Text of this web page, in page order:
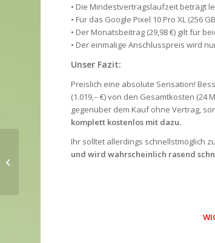
• Die Mindestvertragslaufzeit beträgt
• Für das Google Pixel 10 Pro XL (256
• Der Monatsbeitrag (29,98 €) gilt für
• Der einmalige Anschlusspreis wird
Unser Fazit:
Preislich eine absolute Sensation!
(1.019,– €) von den Gesamtkosten (24
gegenüber dem Kauf ohne Vertrag,
komplett kostenlos mit dazu.
Ihr solltet allerdings schnellstmöglich
und wird wahrscheinlich rasend
ABGELAUFEN!Galaxy S25 Black